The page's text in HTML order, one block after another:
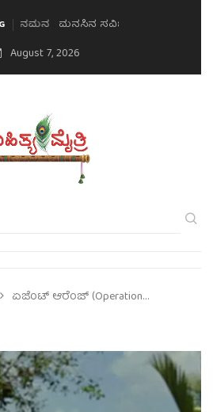
ಮನಸಿನ ಸವಿಭಾವ
August 7, 2026
ಏಜೆಂಟ್ ಆರೆಂಜ್ (Operation…